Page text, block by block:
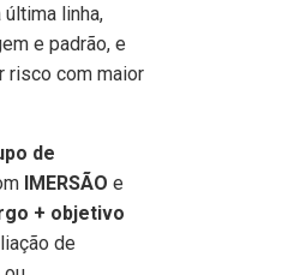
linha,
e padrão, e
risco com maior
de
IMERSÃO e
+ objetivo
de